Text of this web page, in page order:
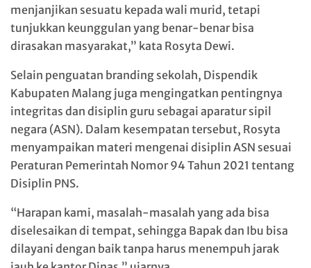
menjanjikan sesuatu kepada wali murid, tetapi
tunjukkan keunggulan yang benar-benar bisa
dirasakan masyarakat,” kata Rosyta Dewi.
Selain penguatan branding sekolah, Dispendik
Kabupaten Malang juga mengingatkan pentingnya
integritas dan disiplin guru sebagai aparatur sipil
negara (ASN). Dalam kesempatan tersebut, Rosyta
menyampaikan materi mengenai disiplin ASN sesuai
Peraturan Pemerintah Nomor 94 Tahun 2021 tentang
Disiplin PNS.
“Harapan kami, masalah-masalah yang ada bisa
diselesaikan di tempat, sehingga Bapak dan Ibu bisa
dilayani dengan baik tanpa harus menempuh jarak